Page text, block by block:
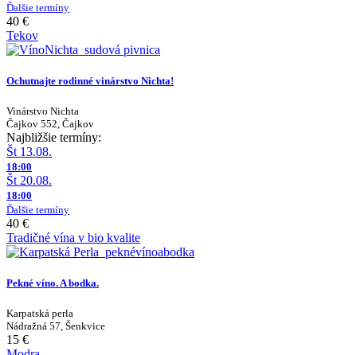
Ďalšie termíny
40 €
Tekov
Ochutnajte rodinné vinárstvo Nichta!
Vinárstvo Nichta
Čajkov 552, Čajkov
Najbližšie termíny:
Št 13.08.
18:00
Št 20.08.
18:00
Ďalšie termíny
40 €
Tradičné vína v bio kvalite
Pekné víno. A bodka.
Karpatská perla
Nádražná 57, Šenkvice
15 €